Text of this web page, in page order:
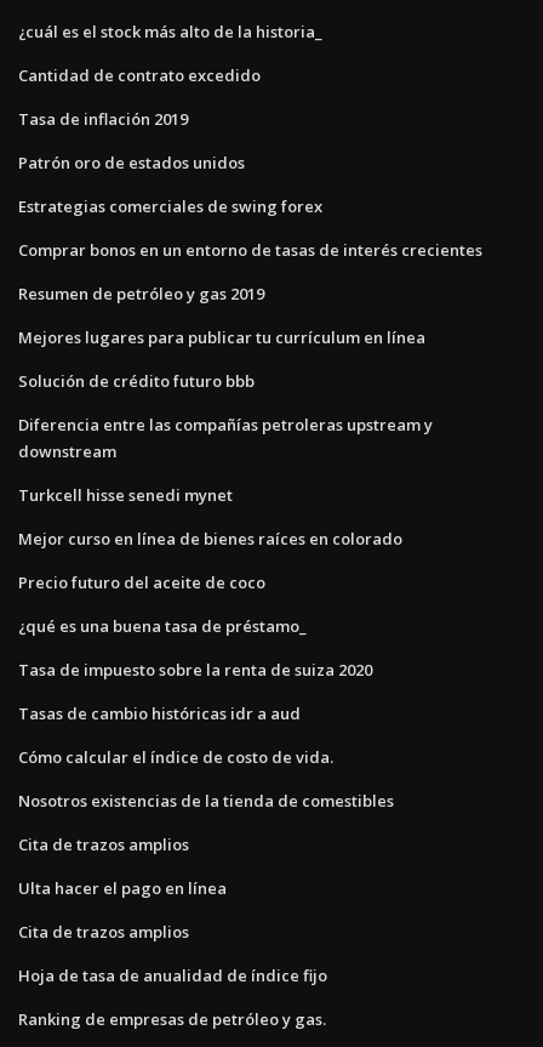
¿cuál es el stock más alto de la historia_
Cantidad de contrato excedido
Tasa de inflación 2019
Patrón oro de estados unidos
Estrategias comerciales de swing forex
Comprar bonos en un entorno de tasas de interés crecientes
Resumen de petróleo y gas 2019
Mejores lugares para publicar tu currículum en línea
Solución de crédito futuro bbb
Diferencia entre las compañías petroleras upstream y
downstream
Turkcell hisse senedi mynet
Mejor curso en línea de bienes raíces en colorado
Precio futuro del aceite de coco
¿qué es una buena tasa de préstamo_
Tasa de impuesto sobre la renta de suiza 2020
Tasas de cambio históricas idr a aud
Cómo calcular el índice de costo de vida.
Nosotros existencias de la tienda de comestibles
Cita de trazos amplios
Ulta hacer el pago en línea
Cita de trazos amplios
Hoja de tasa de anualidad de índice fijo
Ranking de empresas de petróleo y gas.